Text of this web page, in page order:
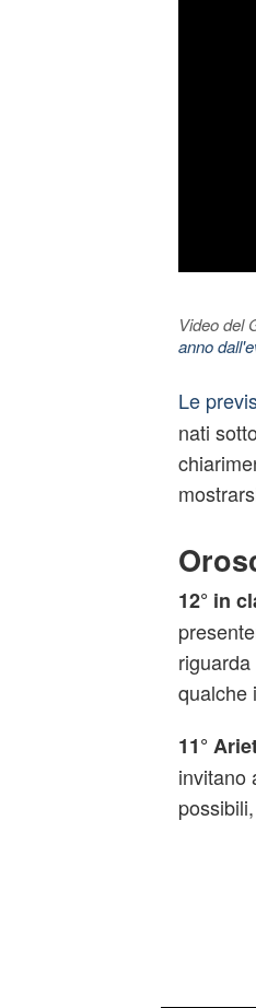
Video del
anno
Le
nati
12° in
qualche
11°
invitano